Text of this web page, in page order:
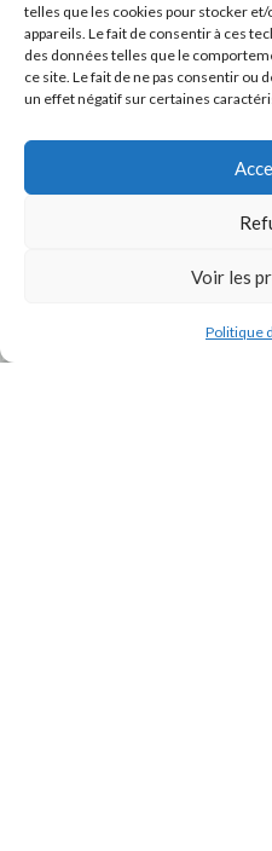
telles que les cookies pour stocker
appareils. Le fait de consentir à ces
des données telles que le
ce site. Le fait de ne pas consentir
un effet négatif sur certaines
Voir les
Politique
Sujet